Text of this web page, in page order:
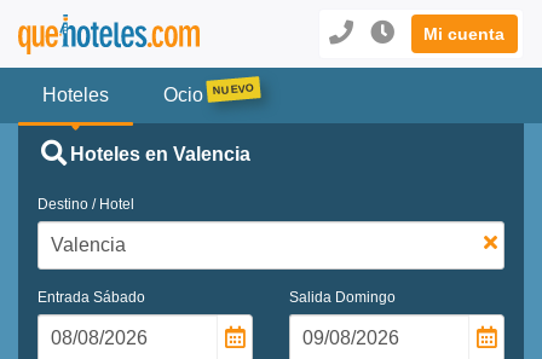
Mi cuenta
Hoteles Ocio
Hoteles en Valencia
Destino / Hotel
Entrada Sábado Salida Domingo